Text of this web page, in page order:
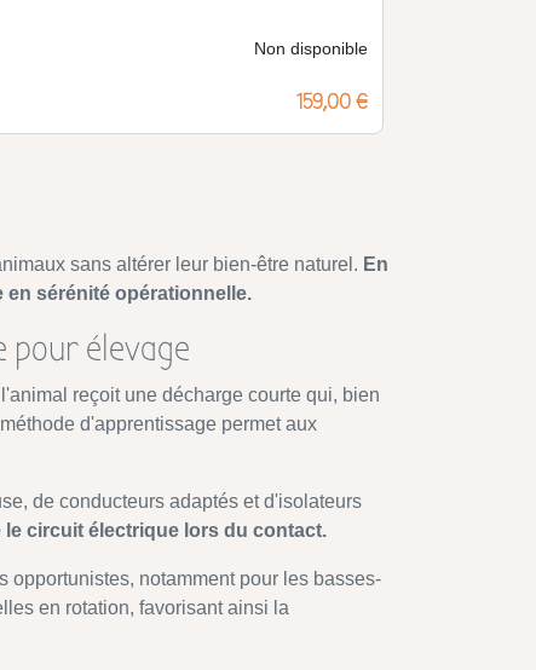
Non disponible
Prix
159,00 €
sans altérer leur bien-être naturel. En
sérénité opérationnelle.
pour élevage
reçoit une décharge courte qui, bien
d'apprentissage permet aux
de conducteurs adaptés et d'isolateurs
le circuit électrique lors du contact.
opportunistes, notamment pour les basses-
en rotation, favorisant ainsi la